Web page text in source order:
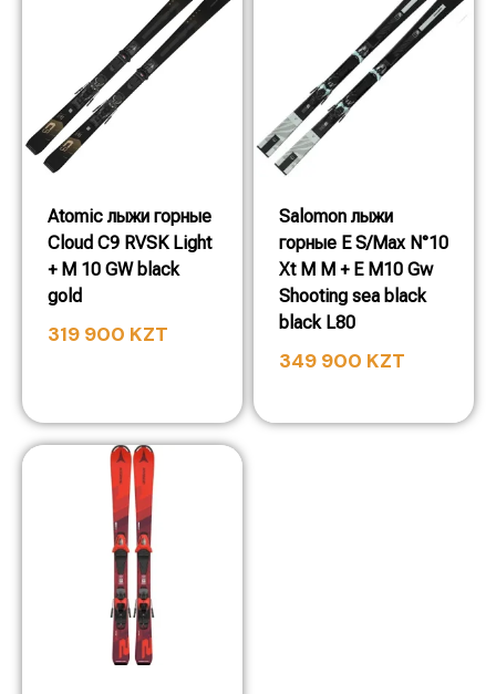
Atomic лыжи горные
Cloud C9 RVSK Light
+ M 10 GW black
gold
319 900 KZT
Salomon лыжи
горные E S/Max N°10
Xt M M + E M10 Gw
Shooting sea black
black L80
349 900 KZT